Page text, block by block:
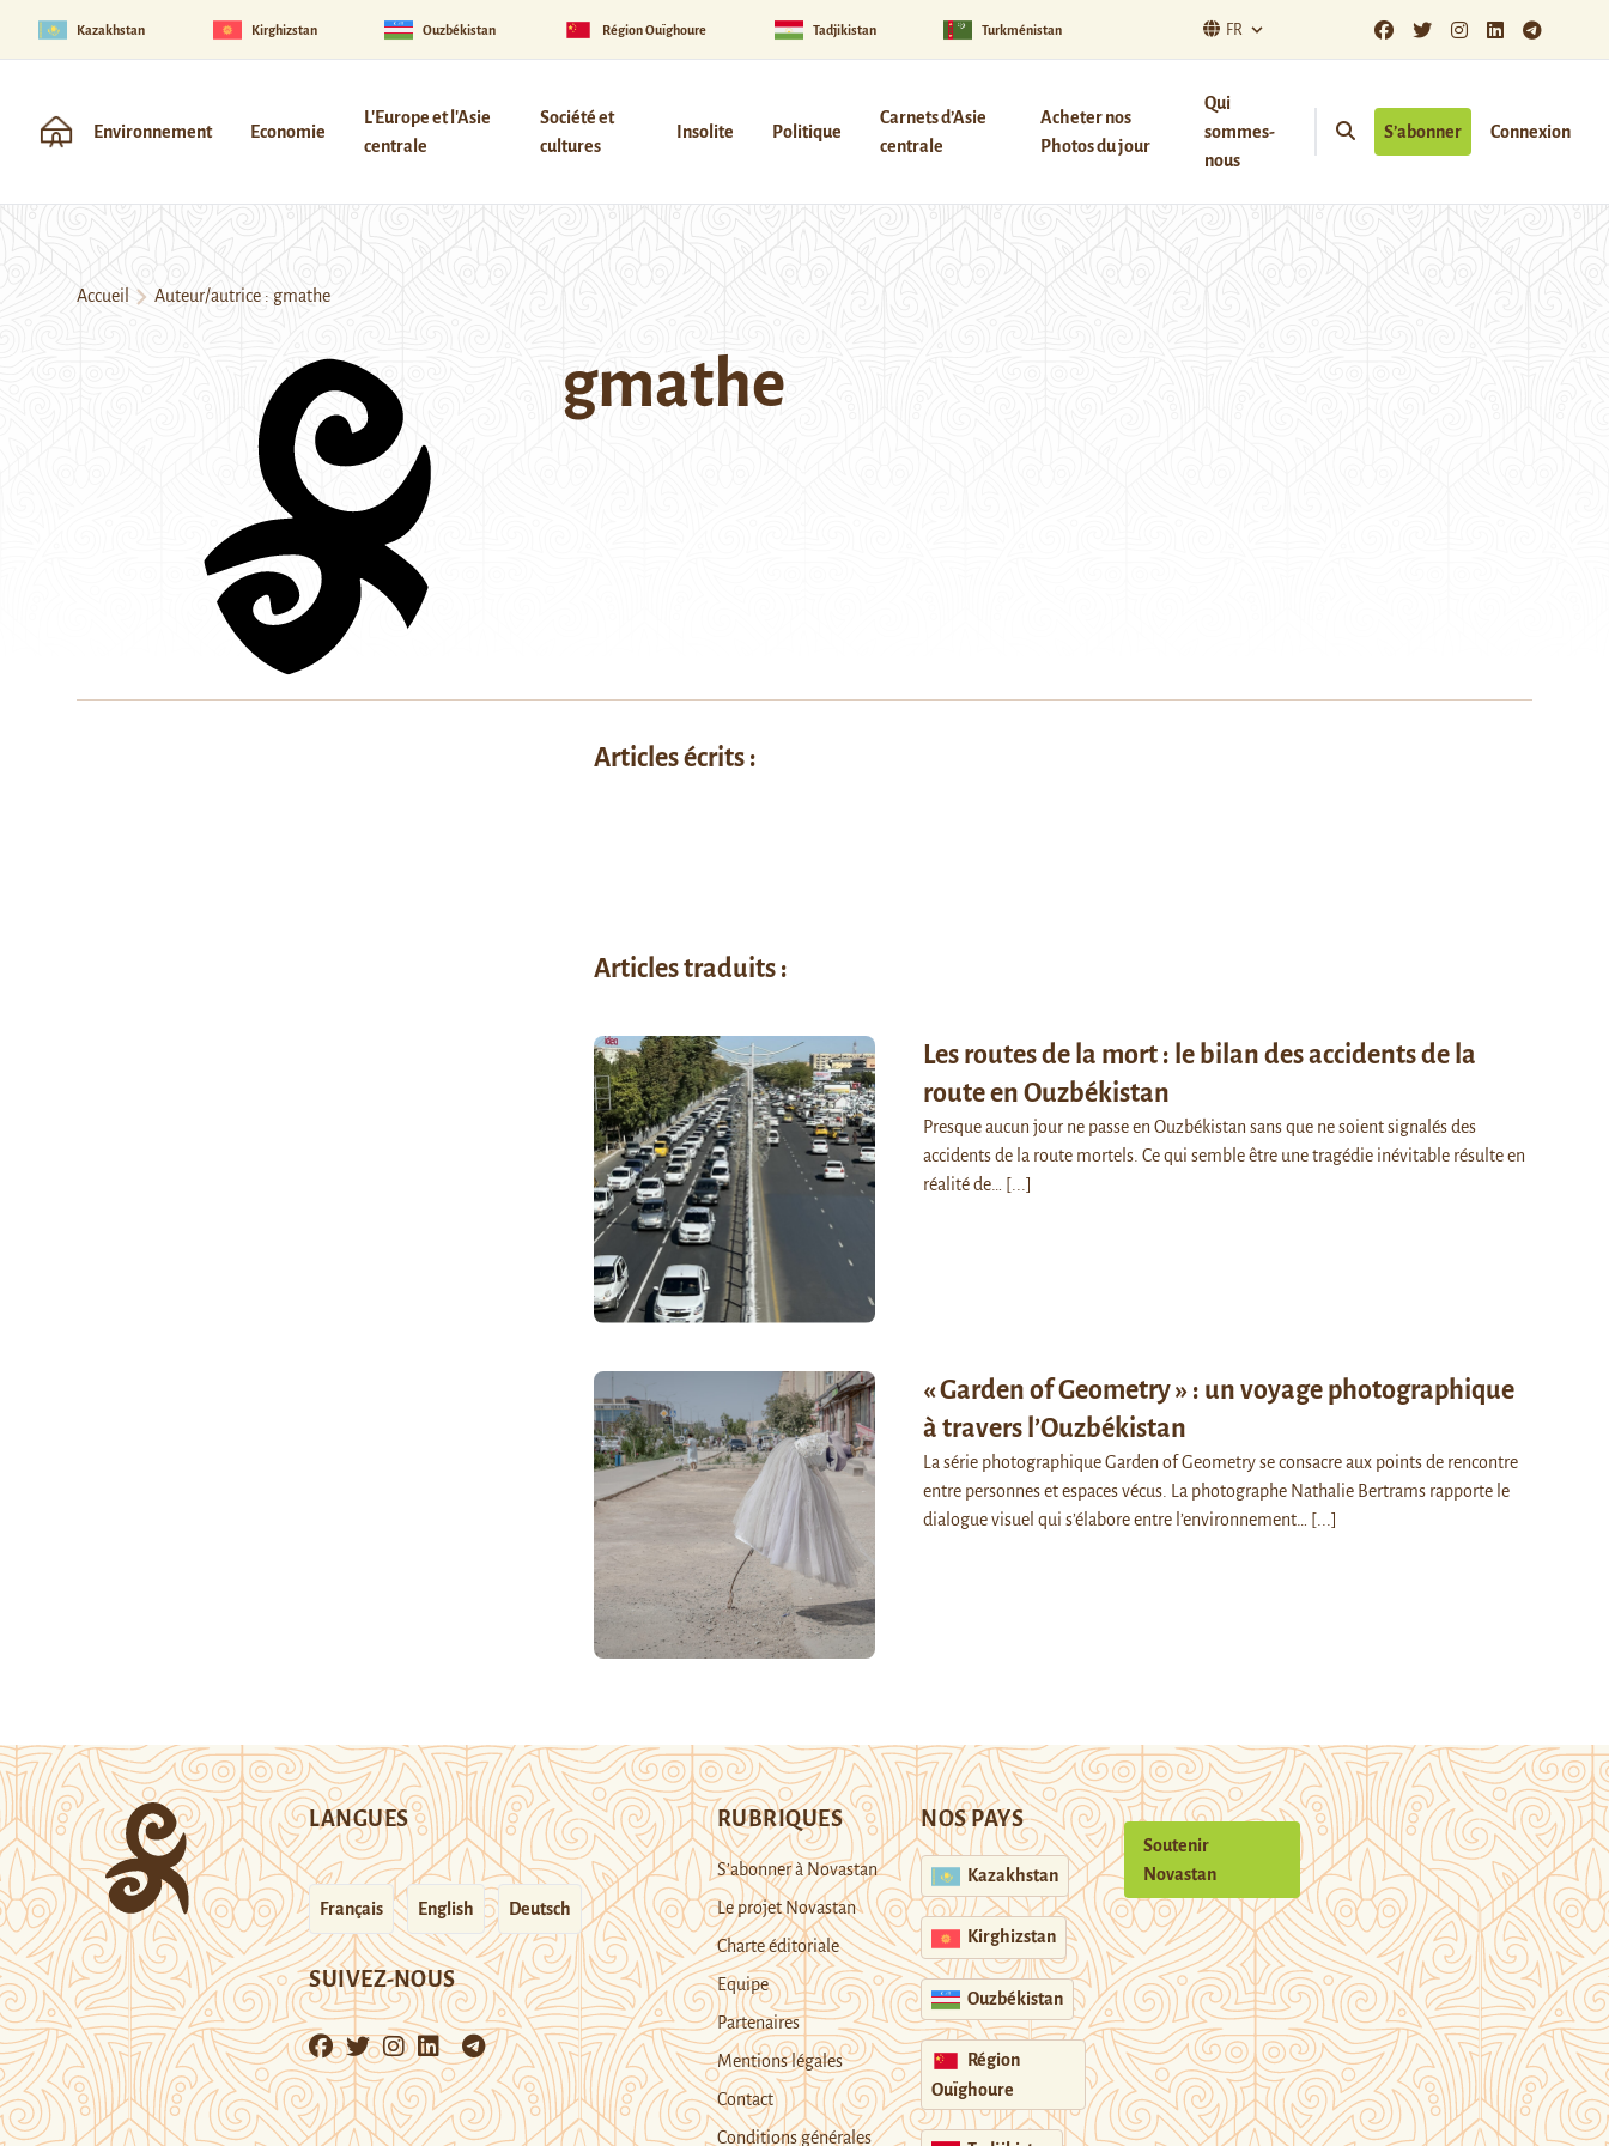
Kazakhstan Kirghizstan Ouzbékistan Région Ouïghoure Tadjikistan Turkménistan FR
Environnement Economie
L'Europe et l'Asie
centrale
Société et
cultures
Insolite Politique
Carnets d’Asie
centrale
Acheter nos
Photos du jour
Qui
sommes-
nous
S’abonner Connexion
Accueil Auteur/autrice : gmathe
gmathe
Articles écrits :
Articles traduits :
Les routes de la mort : le bilan des accidents de la
route en Ouzbékistan
Presque aucun jour ne passe en Ouzbékistan sans que ne soient signalés des
accidents de la route mortels. Ce qui semble être une tragédie inévitable résulte en
réalité de…
[...]
« Garden of Geometry » : un voyage photographique
à travers l’Ouzbékistan
La série photographique Garden of Geometry se consacre aux points de rencontre
entre personnes et espaces vécus. La photographe Nathalie Bertrams rapporte le
dialogue visuel qui s’élabore entre l’environnement…
[...]
LANGUES
Français English Deutsch
SUIVEZ-NOUS
RUBRIQUES
S’abonner à Novastan
Le projet Novastan
Charte éditoriale
Equipe
Partenaires
Mentions légales
Contact
Conditions générales
NOS PAYS
Kazakhstan
Kirghizstan
Ouzbékistan
Région
Ouïghoure
Soutenir
Novastan